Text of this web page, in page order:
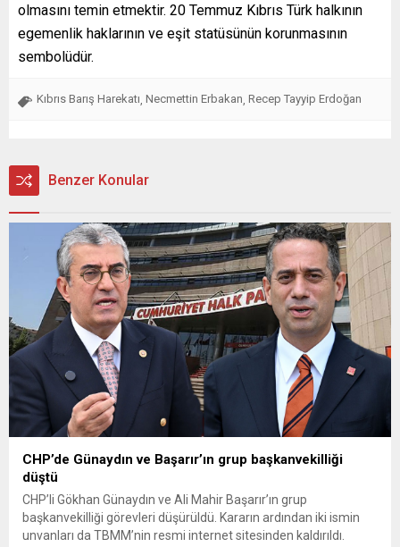
olmasını temin etmektir. 20 Temmuz Kıbrıs Türk halkının
egemenlik haklarının ve eşit statüsünün korunmasının
sembolüdür.
Kıbrıs Barış Harekatı Necmettin Erbakan Recep Tayyip Erdoğan
Benzer Konular
CHP’de Günaydın ve Başarır’ın grup başkanvekilliği
düştü
CHP’li Gökhan Günaydın ve Ali Mahir Başarır’ın grup
başkanvekilliği görevleri düşürüldü. Kararın ardından iki ismin
unvanları da TBMM’nin resmi internet sitesinden kaldırıldı.